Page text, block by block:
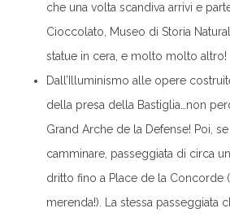
che una volta scandiva arrivi e
Cioccolato, Museo di Storia
statue in cera, e molto molto altro!
Dall’Illuminismo alle opere
della presa della Bastiglia…non
Grand Arche de la Defense! Poi,
camminare, passeggiata di circa
dritto fino a Place de la Concorde
merenda!). La stessa passeggiata